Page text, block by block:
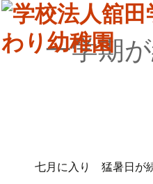
一学期
七月に入り 猛暑日が